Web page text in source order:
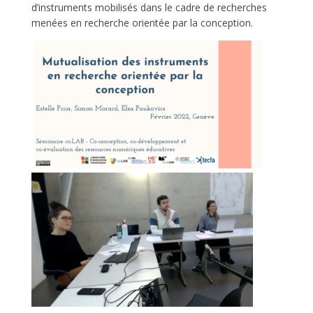
d’instruments mobilisés dans le cadre de recherches
menées en recherche orientée par la conception.